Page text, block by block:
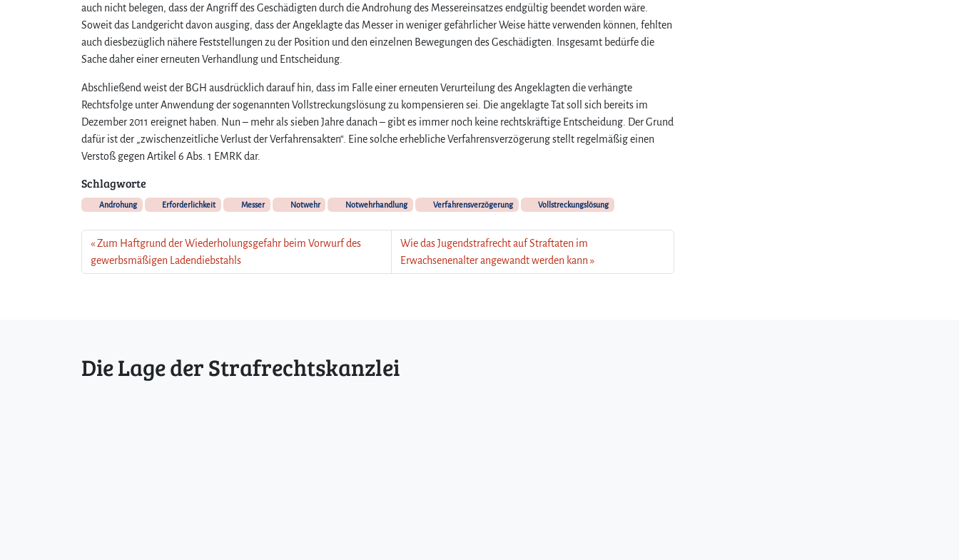
auch nicht belegen, dass der Angriff des Geschädigten durch die Androhung des Messereinsatzes endgültig beendet worden wäre.
Soweit das Landgericht davon ausging, dass der Angeklagte das Messer in weniger gefährlicher Weise hätte verwenden können, fehlten
auch diesbezüglich nähere Feststellungen zu der Position und den einzelnen Bewegungen des Geschädigten. Insgesamt bedürfe die
Sache daher einer erneuten Verhandlung und Entscheidung.
Abschließend weist der BGH ausdrücklich darauf hin, dass im Falle einer erneuten Verurteilung des Angeklagten die verhängte
Rechtsfolge unter Anwendung der sogenannten Vollstreckungslösung zu kompensieren sei. Die angeklagte Tat soll sich bereits im
Dezember 2011 ereignet haben. Nun – mehr als sieben Jahre danach – gibt es immer noch keine rechtskräftige Entscheidung. Der Grund
dafür ist der „zwischenzeitliche Verlust der Verfahrensakten“. Eine solche erhebliche Verfahrensverzögerung stellt regelmäßig einen
Verstoß gegen Artikel 6 Abs. 1 EMRK dar.
Schlagworte
Androhung Erforderlichkeit Messer Notwehr Notwehrhandlung Verfahrensverzögerung Vollstreckungslösung
Zum Haftgrund der Wiederholungsgefahr beim Vorwurf des
gewerbsmäßigen Ladendiebstahls
Wie das Jugendstrafrecht auf Straftaten im
Erwachsenenalter angewandt werden kann
Die Lage der Strafrechtskanzlei